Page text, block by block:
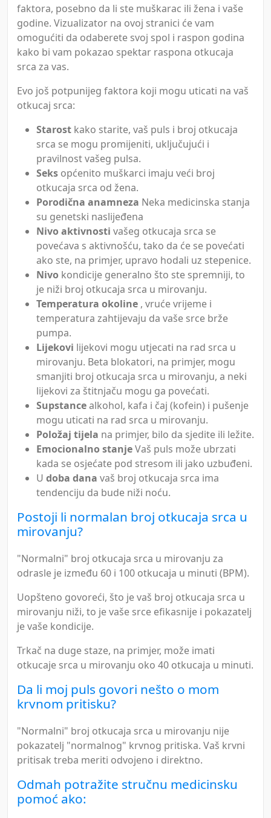
faktora, posebno da li ste muškarac ili žena i vaše
godine. Vizualizator na ovoj stranici će vam
omogućiti da odaberete svoj spol i raspon godina
kako bi vam pokazao spektar raspona otkucaja
srca za vas.
Evo još potpunijeg faktora koji mogu uticati na vaš
otkucaj srca:
Starost kako starite, vaš puls i broj otkucaja
srca se mogu promijeniti, uključujući i
pravilnost vašeg pulsa.
Seks općenito muškarci imaju veći broj
otkucaja srca od žena.
Porodična anamneza Neka medicinska stanja
su genetski naslijeđena
Nivo aktivnosti vašeg otkucaja srca se
povećava s aktivnošću, tako da će se povećati
ako ste, na primjer, upravo hodali uz stepenice.
Nivo kondicije generalno što ste spremniji, to
je niži broj otkucaja srca u mirovanju.
Temperatura okoline , vruće vrijeme i
temperatura zahtijevaju da vaše srce brže
pumpa.
Lijekovi lijekovi mogu utjecati na rad srca u
mirovanju. Beta blokatori, na primjer, mogu
smanjiti broj otkucaja srca u mirovanju, a neki
lijekovi za štitnjaču mogu ga povećati.
Supstancealkohol, kafa i čaj (kofein) i pušenje
mogu uticati na rad srca u mirovanju.
Položaj tijela na primjer, bilo da sjedite ili ležite.
Emocionalno stanjeVaš puls može ubrzati
kada se osjećate pod stresom ili jako uzbuđeni.
U doba dana vaš broj otkucaja srca ima
tendenciju da bude niži noću.
Postoji li normalan broj otkucaja srca u
mirovanju?
"Normalni" broj otkucaja srca u mirovanju za
odrasle je između 60 i 100 otkucaja u minuti (BPM).
Uopšteno govoreći, što je vaš broj otkucaja srca u
mirovanju niži, to je vaše srce efikasnije i pokazatelj
je vaše kondicije.
Trkač na duge staze, na primjer, može imati
otkucaje srca u mirovanju oko 40 otkucaja u minuti.
Da li moj puls govori nešto o mom
krvnom pritisku?
"Normalni" broj otkucaja srca u mirovanju nije
pokazatelj "normalnog" krvnog pritiska. Vaš krvni
pritisak treba meriti odvojeno i direktno.
Odmah potražite stručnu medicinsku
pomoć ako: